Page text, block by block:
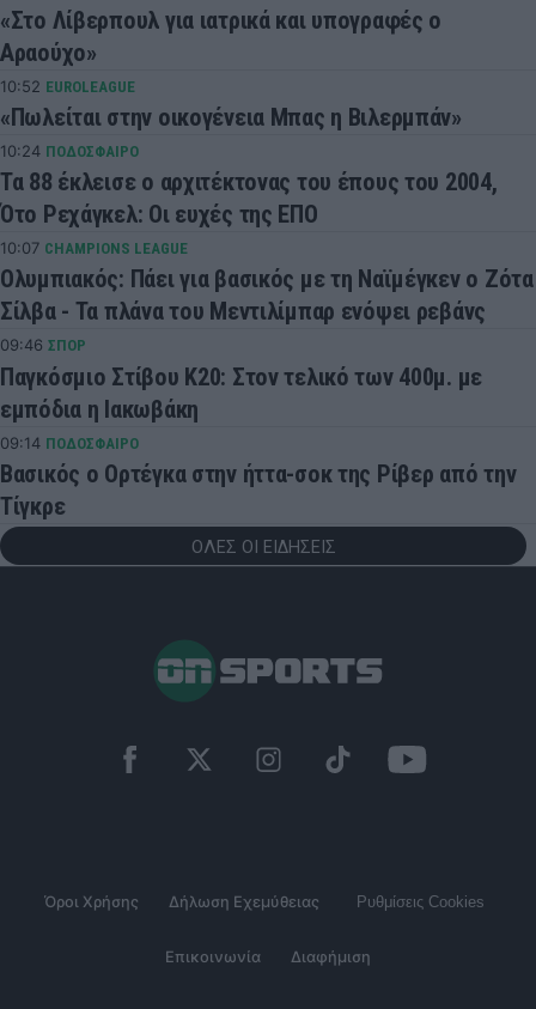
«Στο Λίβερπουλ για ιατρικά και υπογραφές ο
Αραούχο»
10:52 EUROLEAGUE
«Πωλείται στην οικογένεια Μπας η Βιλερμπάν»
10:24 ΠΟΔΟΣΦΑΙΡΟ
Τα 88 έκλεισε ο αρχιτέκτονας του έπους του 2004,
Ότο Ρεχάγκελ: Οι ευχές της ΕΠΟ
10:07 CHAMPIONS LEAGUE
Ολυμπιακός: Πάει για βασικός με τη Ναϊμέγκεν ο Ζότα
Σίλβα - Τα πλάνα του Μεντιλίμπαρ ενόψει ρεβάνς
09:46 ΣΠΟΡ
Παγκόσμιο Στίβου Κ20: Στον τελικό των 400μ. με
εμπόδια η Ιακωβάκη
09:14 ΠΟΔΟΣΦΑΙΡΟ
Βασικός ο Ορτέγκα στην ήττα-σοκ της Ρίβερ από την
Τίγκρε
ΟΛΕΣ ΟΙ ΕΙΔΗΣΕΙΣ
Όροι Χρήσης Δήλωση Εχεμύθειας Ρυθμίσεις Cookies
Επικοινωνία Διαφήμιση